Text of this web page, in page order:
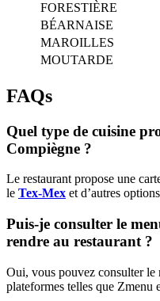
FORESTIÈRE
BÉARNAISE
MAROILLES
MOUTARDE
FAQs
Quel type de cuisine
Compiègne ?
Le restaurant propose une
le Tex-Mex et d’autres
Puis-je consulter le
rendre au restaurant ?
Oui, vous pouvez consulter le
plateformes telles que Zmenu